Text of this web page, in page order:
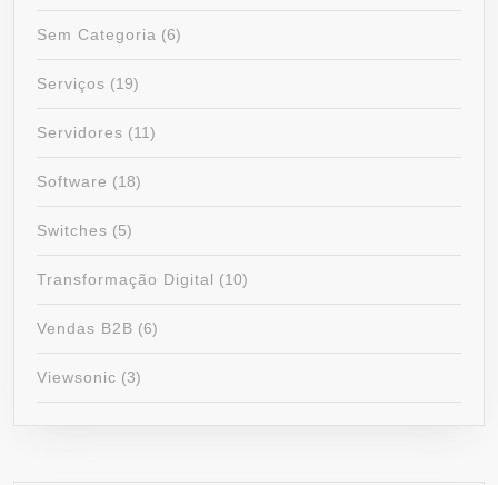
Sem Categoria (6)
Serviços (19)
Servidores (11)
Software (18)
Switches (5)
Transformação Digital (10)
Vendas B2B (6)
Viewsonic (3)